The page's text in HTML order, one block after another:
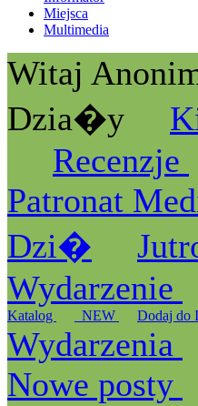
Miejsca
Multimedia
Witaj
Dzia�y
Recenzje
Patronat
Dzi�
Wydarzenie
Katalog _NEW Dodaj do
Wydarzenia
Nowe posty